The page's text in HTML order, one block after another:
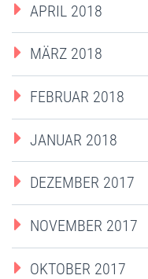
APRIL 2018
MÄRZ 2018
FEBRUAR 2018
JANUAR 2018
DEZEMBER 2017
NOVEMBER 2017
OKTOBER 2017